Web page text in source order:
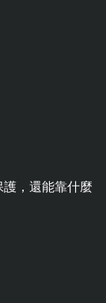
，還能靠什麼